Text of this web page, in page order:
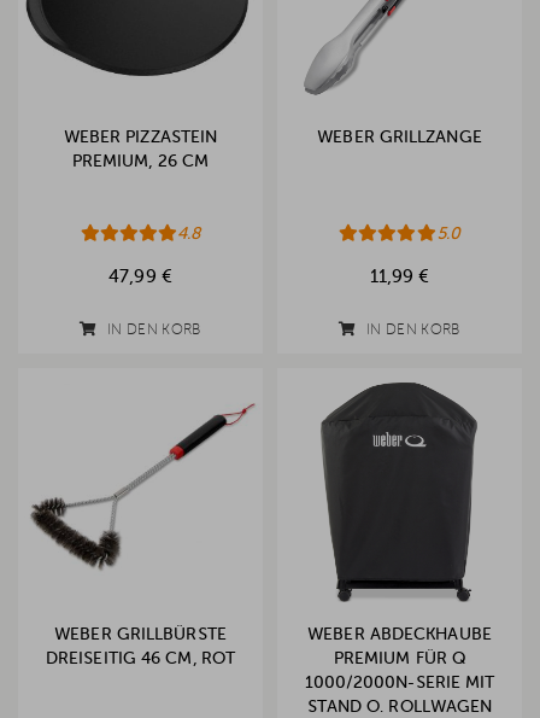
WEBER PIZZASTEIN
PREMIUM, 26 CM
4.8
47,99 €
IN DEN KORB
WEBER GRILLZANGE
5.0
11,99 €
IN DEN KORB
WEBER GRILLBÜRSTE
DREISEITIG 46 CM, ROT
WEBER ABDECKHAUBE
PREMIUM FÜR Q
1000/2000N-SERIE MIT
STAND O. ROLLWAGEN